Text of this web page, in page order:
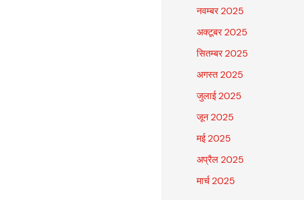
नवम्बर 2025
अक्टूबर 2025
सितम्बर 2025
अगस्त 2025
जुलाई 2025
जून 2025
मई 2025
अप्रैल 2025
मार्च 2025